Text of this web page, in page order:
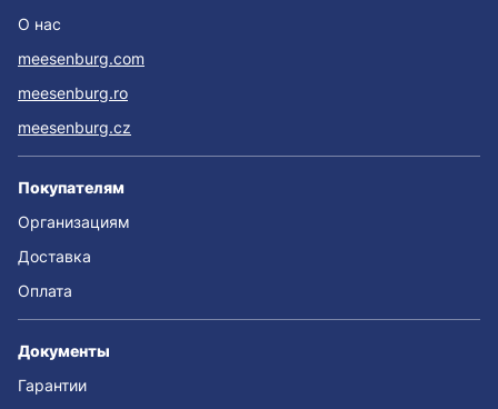
О нас
meesenburg.com
meesenburg.ro
meesenburg.cz
Покупателям
Организациям
Доставка
Оплата
Документы
Гарантии